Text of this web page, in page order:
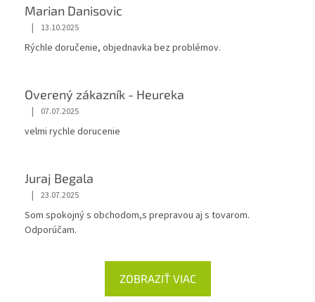
Marian Danisovic
| 13.10.2025
Rýchle doručenie, objednavka bez problémov.
Overený zákazník - Heureka
| 07.07.2025
velmi rychle dorucenie
Juraj Begala
| 23.07.2025
Som spokojný s obchodom,s prepravou aj s tovarom.
Odporúčam.
ZOBRAZIŤ VIAC